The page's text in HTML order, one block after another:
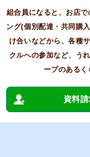
組合員になると、お店
ング(個別配達・共同購
け合いなどから、各種
クルへの参加など、う
ープのある
資料